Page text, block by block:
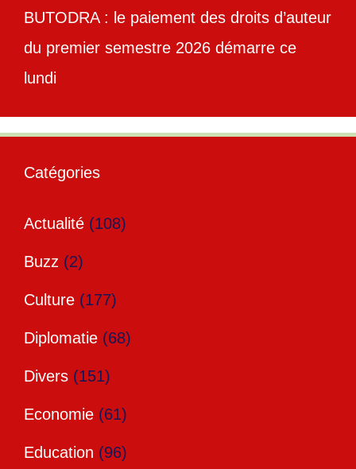
BUTODRA : le paiement des droits d’auteur
du premier semestre 2026 démarre ce
lundi
Catégories
Actualité (108)
Buzz (2)
Culture (177)
Diplomatie (68)
Divers (151)
Economie (61)
Education (96)